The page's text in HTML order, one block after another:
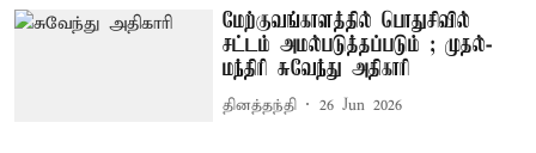
மேற்குவங்காளத்தில் பொதுசிவில்
சட்டம் அமல்படுத்தப்படும் ; முதல்-
மந்திரி சுவேந்து அதிகாரி
தினத்தந்தி 26 Jun 2026